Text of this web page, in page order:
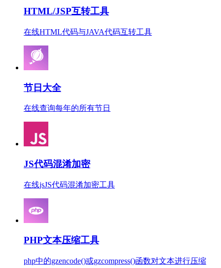
HTML/JSP互转工具
在线HTML代码与JAVA代码互转工具
节日大全
在线查询每年的所有节日
JS代码混淆加密
在线jsJS代码混淆加密工具
PHP文本压缩工具
php中的gzencode()或gzcompress()函数对文本进行压缩